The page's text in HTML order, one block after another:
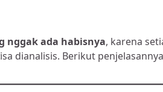
nggak ada habisnya, karena
dianalisis. Berikut penjelasannya